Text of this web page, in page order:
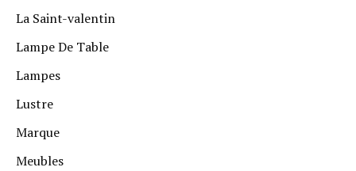
La Saint-valentin
Lampe De Table
Lampes
Lustre
Marque
Meubles